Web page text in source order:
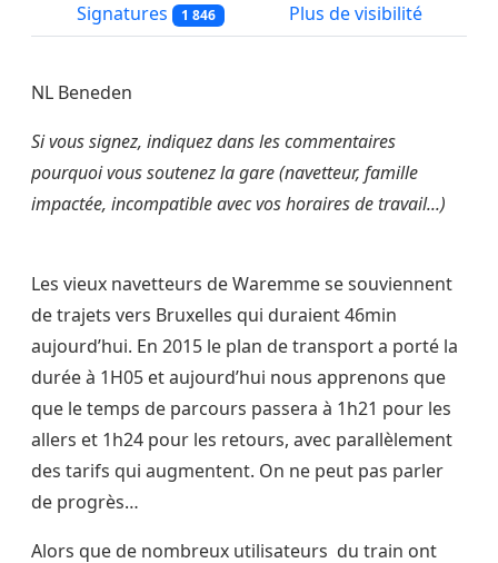
Signatures 1 846 Plus de visibilité
NL Beneden
Si vous signez, indiquez dans les commentaires
pourquoi vous soutenez la gare (navetteur, famille
impactée, incompatible avec vos horaires de travail...)
Les vieux navetteurs de Waremme se souviennent
de trajets vers Bruxelles qui duraient 46min
aujourd’hui. En 2015 le plan de transport a porté la
durée à 1H05 et aujourd’hui nous apprenons que
que le temps de parcours passera à 1h21 pour les
allers et 1h24 pour les retours, avec parallèlement
des tarifs qui augmentent. On ne peut pas parler
de progrès…
Alors que de nombreux utilisateurs du train ont